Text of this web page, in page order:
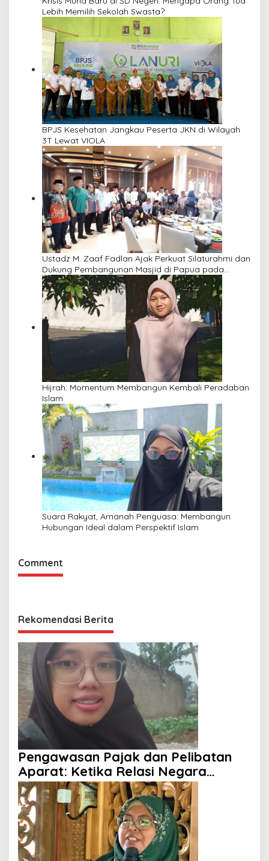
Lebih Memilih Sekolah Swasta?
BPJS Kesehatan Jangkau Peserta JKN di Wilayah
3T Lewat VIOLA
Ustadz M. Zaaf Fadlan Ajak Perkuat Silaturahmi dan
Dukung Pembangunan Masjid di Papua pada
Pengajian Yayasan Alimbas Insan Cita
Hijrah: Momentum Membangun Kembali Peradaban
Islam
Suara Rakyat, Amanah Penguasa: Membangun
Hubungan Ideal dalam Perspektif Islam
Comment
Rekomendasi Berita
Pengawasan Pajak dan Pelibatan
Aparat: Ketika Relasi Negara
dengan Rakyat Dipertanyakan